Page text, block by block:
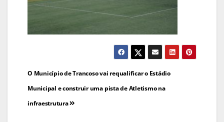
Navegação
de
artigos
O Município de Trancoso vai requalificar o Estádio
Municipal e construir uma pista de Atletismo na
infraestrutura